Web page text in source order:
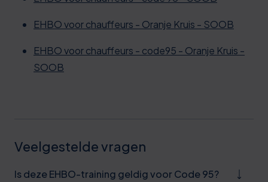
EHBO voor chauffeurs - Oranje Kruis - SOOB
EHBO voor chauffeurs - code95 - Oranje Kruis -
SOOB
Veelgestelde vragen
Is deze EHBO-training geldig voor Code 95?